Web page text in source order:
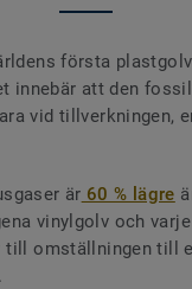
första
innebär att den
vid tillverkningen,
är 60 % lägre
vinylgolv och
till omställningen till